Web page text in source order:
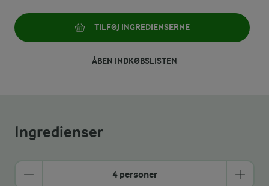
TILFØJ INGREDIENSERNE
ÅBEN INDKØBSLISTEN
Ingredienser
4 personer